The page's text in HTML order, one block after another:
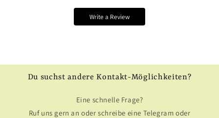
Write a Review
Du suchst andere Kontakt-Möglichkeiten?
Eine schnelle Frage?
Ruf uns gern an oder schreibe eine Telegram oder